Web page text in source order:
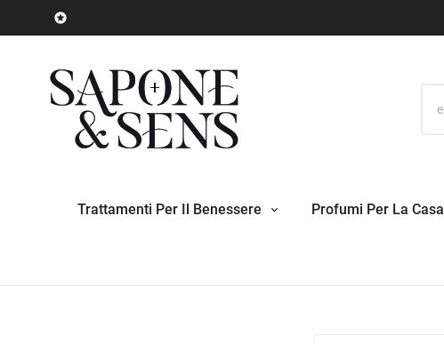

Trattamenti Per Il Benessere Profumi Per La Casa